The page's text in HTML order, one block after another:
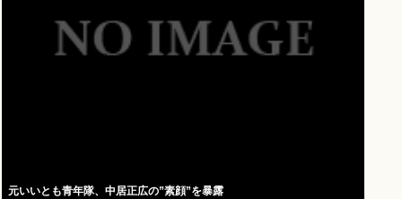
元いいとも青年隊、中居正広の”素顔”を暴露